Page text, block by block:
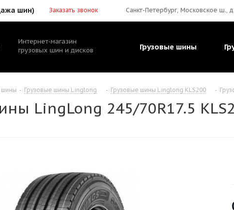
шин) Заказать звонок Санкт-Петербург, Московское ш.,
Интернет-магазин
грузовых шин и дисков
Грузовые шины
шины - Грузовые шины Linglong - Грузовые шины Linglong KLS200 -
LingLong 245/70R17.5